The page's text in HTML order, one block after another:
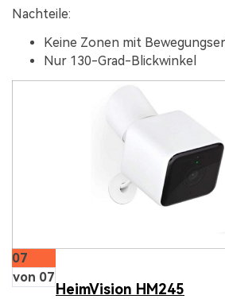
Nachteile:
Keine Zonen mit
Nur 130-Grad-Blickwinkel
07
von 07
HeimVision HM245